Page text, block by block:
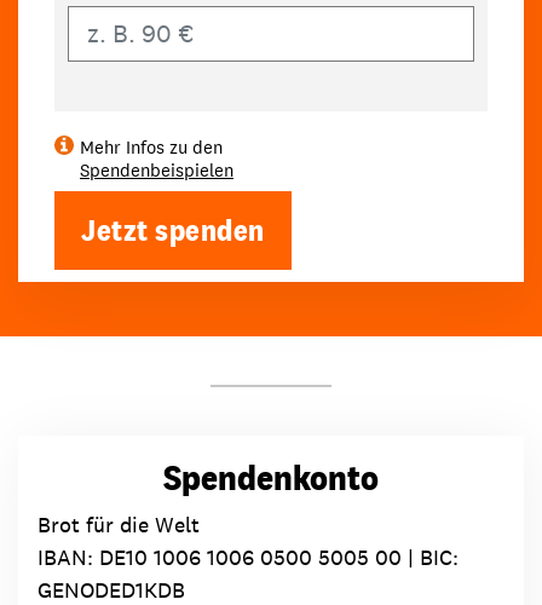
Mehr Infos zu den
Spendenbeispielen
Jetzt spenden
Spendenkonto
Brot für die Welt
IBAN: DE10 1006 1006 0500 5005 00 | BIC:
GENODED1KDB